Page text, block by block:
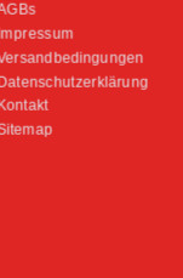
Impressum